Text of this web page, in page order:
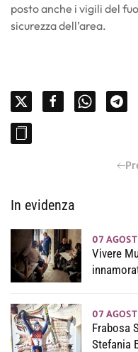
posto anche i vigili del
sicurezza dell’area.
In evidenza
07
Vivere
07
Frabosa
Stefania